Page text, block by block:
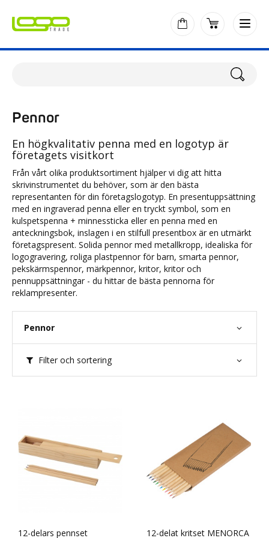
Pennor
En högkvalitativ penna med en logotyp är
företagets visitkort
Från vårt olika produktsortiment hjälper vi dig att hitta
skrivinstrumentet du behöver, som är den bästa
representanten för din företagslogotyp. En presentuppsättning
med en ingraverad penna eller en tryckt symbol, som en
kulspetspenna + minnessticka eller en penna med en
anteckningsbok, inslagen i en stilfull presentbox är en utmärkt
företagspresent. Solida pennor med metallkropp, idealiska för
logogravering, roliga plastpennor för barn, smarta pennor,
pekskärmspennor, märkpennor, kritor, kritor och
pennuppsättningar - du hittar de bästa pennorna för
reklampresenter.
Pennor
Filter och sortering
12-delars pennset 12-delat kritset MENORCA